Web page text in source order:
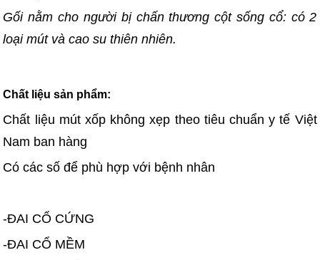
Gối nằm cho người bị chấn thương cột sống cổ: có 2
loại mút và cao su thiên nhiên.
Chất liệu sản phẩm:
Chất liệu mút xốp không xẹp theo tiêu chuẩn y tế Việt
Nam ban hàng
Có các số để phù hợp với bệnh nhân
-ĐAI CỔ CỨNG
-ĐAI CỔ MỀM